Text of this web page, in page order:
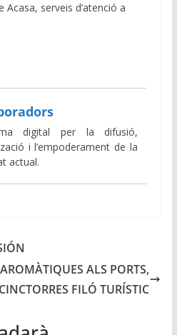
serveis d’atenció a
digital per la difusió,
i l’empoderament de la
actual.
ALS PORTS,
CINCTORRES FILÓ TURÍSTIC